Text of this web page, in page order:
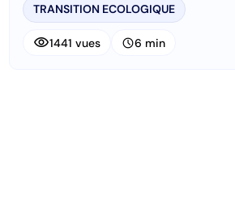
TRANSITION ECOLOGIQUE
visibility1441 vues schedule6 min